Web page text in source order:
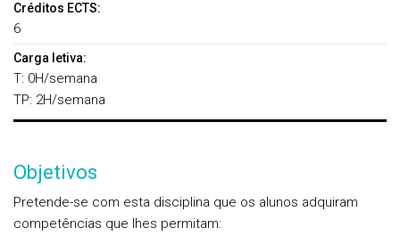
Créditos ECTS:
6
Carga letiva:
T: 0H/semana
TP: 2H/semana
Objetivos
Pretende-se com esta disciplina que os alunos adquiram
competências que lhes permitam: